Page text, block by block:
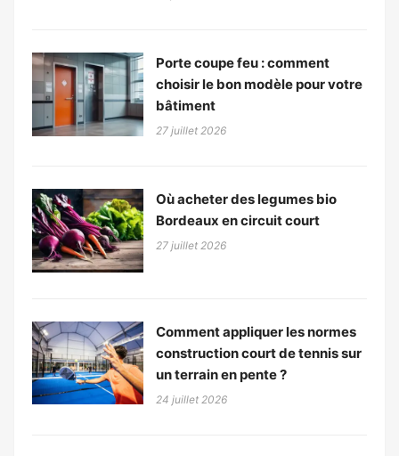
Porte coupe feu : comment
choisir le bon modèle pour votre
bâtiment
27 juillet 2026
Où acheter des legumes bio
Bordeaux en circuit court
27 juillet 2026
Comment appliquer les normes
construction court de tennis sur
un terrain en pente ?
24 juillet 2026